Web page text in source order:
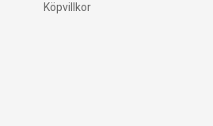
Köpvillkor